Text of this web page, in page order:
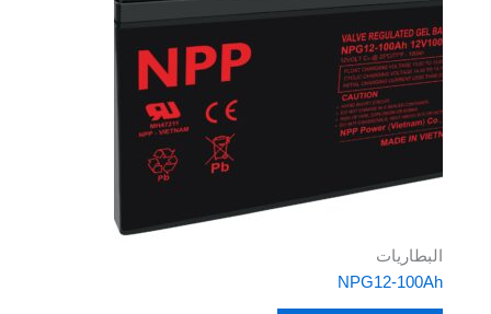
البطاريات
NPG12-100Ah